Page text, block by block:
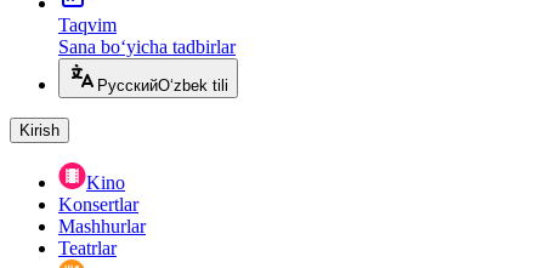
Taqvim
Sana bo‘yicha tadbirlar
РусскийO‘zbek tili
Kirish
Kino
Konsertlar
Mashhurlar
Teatrlar